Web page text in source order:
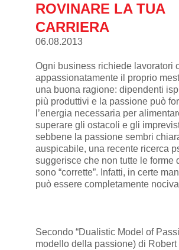
ROVINARE LA TUA
CARRIERA
06.08.2013
Ogni business richiede lavoratori
appassionatamente il proprio
una buona ragione: dipendenti
più produttivi e la passione può
l’energia necessaria per
superare gli ostacoli e gli
sebbene la passione sembri
auspicabile, una recente ricerca
suggerisce che non tutte le forme
sono “corrette”. Infatti, in certe
può essere completamente
Secondo “Dualistic Model of
modello della passione) di Robert